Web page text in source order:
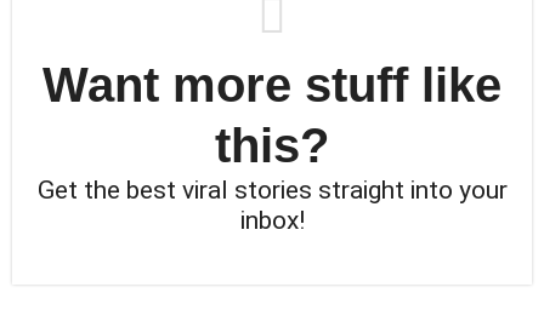
Want more stuff like
this?
Get the best viral stories straight into your
inbox!